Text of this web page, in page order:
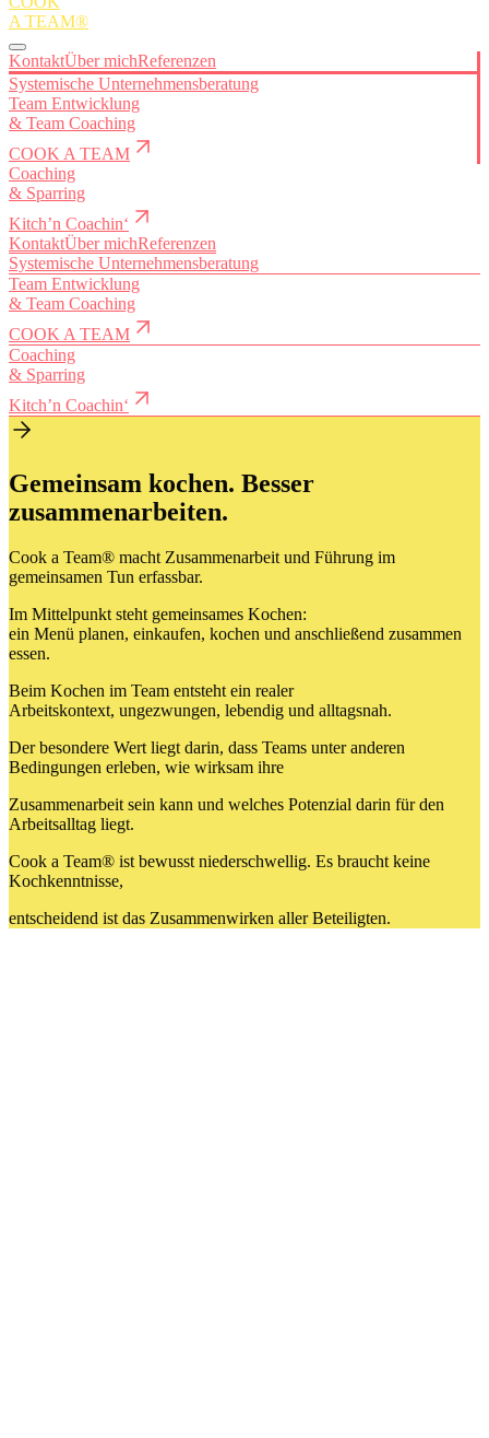
A TEAM®
KontaktÜber michReferenzen
Systemische Unternehmensberatung
Team Entwicklung
& Team Coaching
COOK A TEAM
Coaching
& Sparring
Kitch’n Coachin‘
KontaktÜber michReferenzen
Systemische Unternehmensberatung
Team Entwicklung
& Team Coaching
COOK A TEAM
Coaching
& Sparring
Kitch’n Coachin‘
Gemeinsam kochen. Besser
zusammenarbeiten.
Cook a Team® macht Zusammenarbeit und Führung im
gemeinsamen Tun erfassbar.
Im Mittelpunkt steht gemeinsames Kochen:
ein Menü planen, einkaufen, kochen und anschließend zusammen
essen.
Beim Kochen im Team entsteht ein realer
Arbeitskontext, ungezwungen, lebendig und alltagsnah.
Der besondere Wert liegt darin, dass Teams unter anderen
Bedingungen erleben, wie wirksam ihre
Zusammenarbeit sein kann und welches Potenzial darin für den
Arbeitsalltag liegt.
Cook a Team® ist bewusst niederschwellig. Es braucht keine
Kochkenntnisse,
entscheidend ist das Zusammenwirken aller Beteiligten.